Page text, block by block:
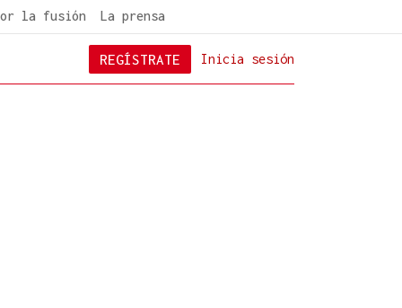
la fusión La prensa
Inicia sesión
REGÍSTRATE